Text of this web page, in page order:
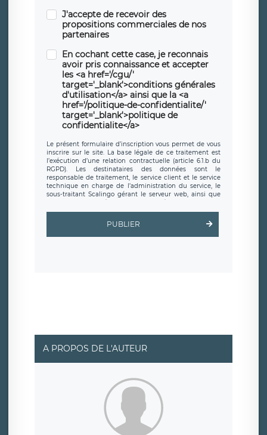
J'accepte de recevoir des
propositions commerciales de nos
partenaires
En cochant cette case, je reconnais
avoir pris connaissance et accepter
les <a href='/cgu/'
target='_blank'>conditions générales
d'utilisation</a> ainsi que la <a
href='/politique-de-confidentialite/'
target='_blank'>politique de
confidentialite</a>
Le présent formulaire d’inscription vous permet de vous
inscrire sur le site. La base légale de ce traitement est
l’exécution d’une relation contractuelle (article 6.1.b du
RGPD). Les destinataires des données sont le
responsable de traitement, le service client et le service
technique en charge de l’administration du service, le
sous-traitant Scalingo gérant le serveur web, ainsi que
d’inscription est hébergé sur un serveur hébergé par
clauses de
protection conformes au RGPD
. Les données collectées
sont conservées jusqu’à ce que l’Internaute en sollicite la
rue Léopold Sédar Senghor, joignable à l’adresse mail :
responsabledetraitement@legavox.fr. Vous avez
également le droit d’introduire une réclamation auprès
d’une autorité de contrôle.
PUBLIER
A PROPOS DE L'AUTEUR